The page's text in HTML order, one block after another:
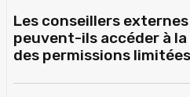
Les conseillers
peuvent-ils accéder à
des permissions